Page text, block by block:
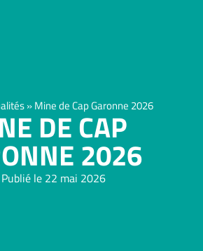
»Mine de Cap Garonne 2026
DE CAP
2026
Publié le 22 mai 2026